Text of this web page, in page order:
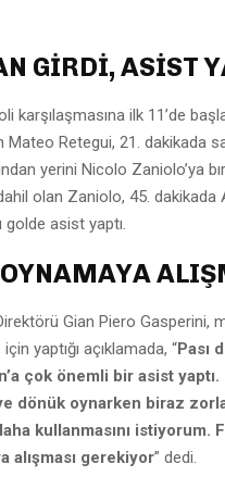
GİRDİ, ASİST
karşılaşmasına ilk 11’de
Retegui, 21. dakikada
yerini Nicolo Zaniolo’ya
olan Zaniolo, 45. dakikada
golde asist yaptı.
OYNAMAYA
Gian Piero Gasperini,
yaptığı açıklamada, “Pası
çok önemli bir asist yaptı.
dönük oynarken biraz
kullanmasını istiyorum.
alışması gerekiyor” dedi.